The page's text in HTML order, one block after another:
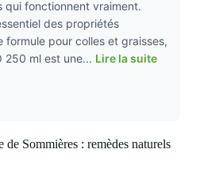
qui fonctionnent vraiment.
des propriétés
formule pour colles et graisses,
250 ml est une... Lire la suite
de Sommières : remèdes naturels